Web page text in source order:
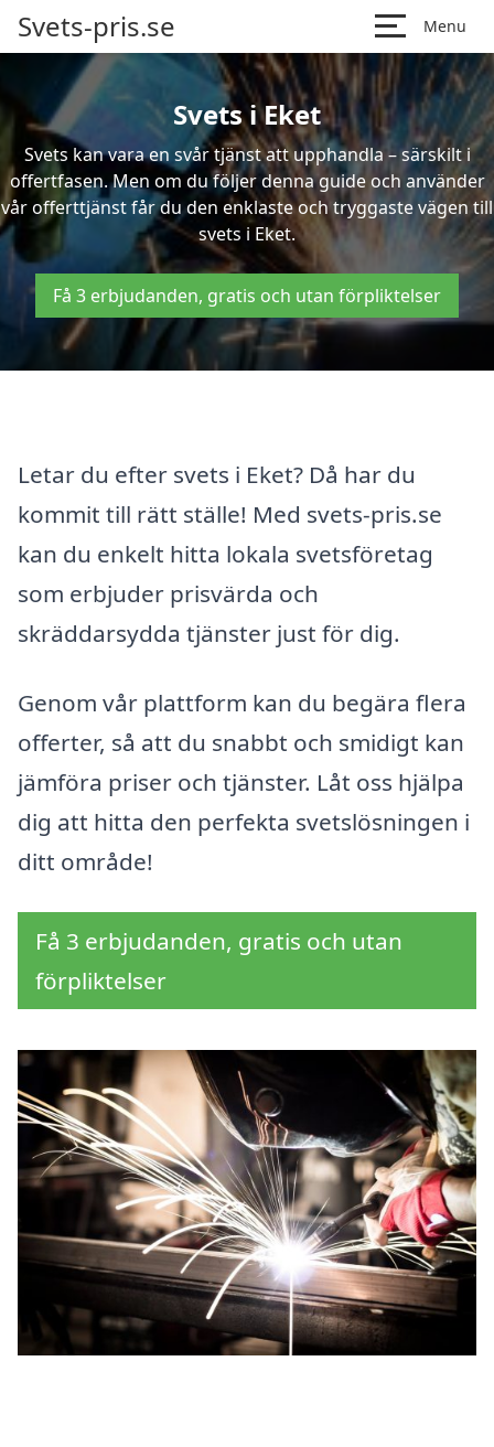
Svets-pris.se Menu
Svets i Eket
Svets kan vara en svår tjänst att upphandla – särskilt i
offertfasen. Men om du följer denna guide och använder
vår offerttjänst får du den enklaste och tryggaste vägen till
svets i Eket.
Få 3 erbjudanden, gratis och utan förpliktelser
Letar du efter svets i Eket? Då har du
kommit till rätt ställe! Med svets-pris.se
kan du enkelt hitta lokala svetsföretag
som erbjuder prisvärda och
skräddarsydda tjänster just för dig.
Genom vår plattform kan du begära flera
offerter, så att du snabbt och smidigt kan
jämföra priser och tjänster. Låt oss hjälpa
dig att hitta den perfekta svetslösningen i
ditt område!
Få 3 erbjudanden, gratis och utan
förpliktelser